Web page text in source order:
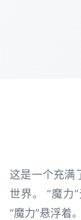
这是一个充满
世界。 “魔力
“魔力”悬浮着